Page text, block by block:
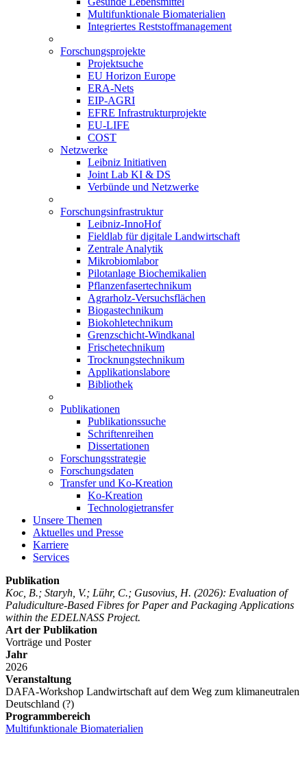
Multifunktionale Biomaterialien
Integriertes Reststoffmanagement
Forschungsprojekte
Projektsuche
EU Horizon Europe
ERA-Nets
EIP-AGRI
EFRE Infrastrukturprojekte
EU-LIFE
COST
Netzwerke
Leibniz Initiativen
Joint Lab KI & DS
Verbünde und Netzwerke
Forschungsinfrastruktur
Leibniz-InnoHof
Fieldlab für digitale Landwirtschaft
Zentrale Analytik
Mikrobiomlabor
Pilotanlage Biochemikalien
Pflanzenfasertechnikum
Agrarholz-Versuchsflächen
Biogastechnikum
Biokohletechnikum
Grenzschicht-Windkanal
Frischetechnikum
Trocknungstechnikum
Applikationslabore
Bibliothek
Publikationen
Publikationssuche
Schriftenreihen
Dissertationen
Forschungsstrategie
Forschungsdaten
Transfer und Ko-Kreation
Ko-Kreation
Technologietransfer
Unsere Themen
Aktuelles und Presse
Karriere
Services
Publikation
Koc, B.; Staryh, V.; Lühr, C.; Gusovius, H. (2026): Evaluation of
Paludiculture-Based Fibres for Paper and Packaging Applications
within the EDELNASS Project.
Art der Publikation
Vorträge und Poster
Jahr
2026
Veranstaltung
DAFA-Workshop Landwirtschaft auf dem Weg zum klimaneutralen
Deutschland (?)
Programmbereich
Multifunktionale Biomaterialien